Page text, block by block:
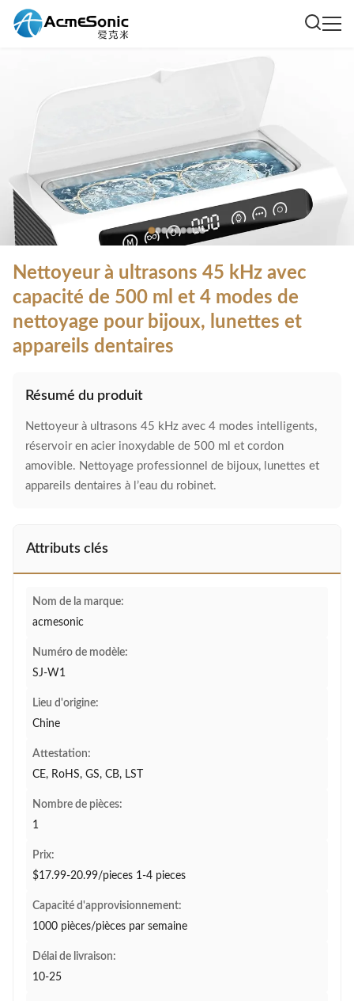
Nettoyeur à ultrasons 45 kHz avec
capacité de 500 ml et 4 modes de
nettoyage pour bijoux, lunettes et
appareils dentaires
Résumé du produit
Nettoyeur à ultrasons 45 kHz avec 4 modes intelligents,
réservoir en acier inoxydable de 500 ml et cordon
amovible. Nettoyage professionnel de bijoux, lunettes et
appareils dentaires à l’eau du robinet.
Attributs clés
Nom de la marque:
acmesonic
Numéro de modèle:
SJ-W1
Lieu d'origine:
Chine
Attestation:
CE, RoHS, GS, CB, LST
Nombre de pièces:
1
Prix:
$17.99-20.99/pieces 1-4 pieces
Capacité d'approvisionnement:
1000 pièces/pièces par semaine
Délai de livraison:
10-25